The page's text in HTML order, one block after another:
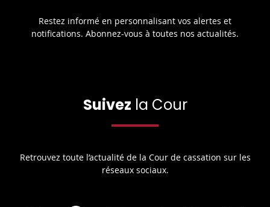
Restez informé en personnalisant vos alertes et
notifications. Abonnez-vous à toutes nos actualités.
Suivez la Cour
Retrouvez toute l’actualité de la Cour de cassation sur les
réseaux sociaux.